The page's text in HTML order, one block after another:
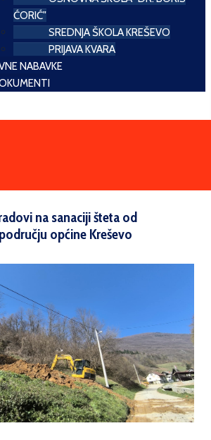
ĆORIĆ"
SREDNJA ŠKOLA KREŠEVO
PRIJAVA KVARA
NABAVKE
na sanaciji šteta od
općine Kreševo